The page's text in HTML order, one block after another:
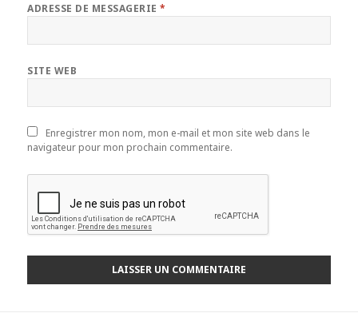
ADRESSE DE MESSAGERIE*
SITE WEB
Enregistrer mon nom, mon e-mail et mon site web dans le
navigateur pour mon prochain commentaire.